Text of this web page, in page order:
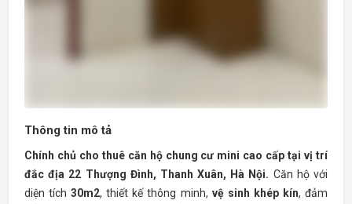
Thông tin mô tả
Chính chủ cho thuê căn hộ chung cư mini cao cấp tại vị trí
đắc địa 22 Thượng Đình, Thanh Xuân, Hà Nội. Căn hộ với
diện tích30m2, thiết kế thông minh, vệ sinh khép kín, đảm